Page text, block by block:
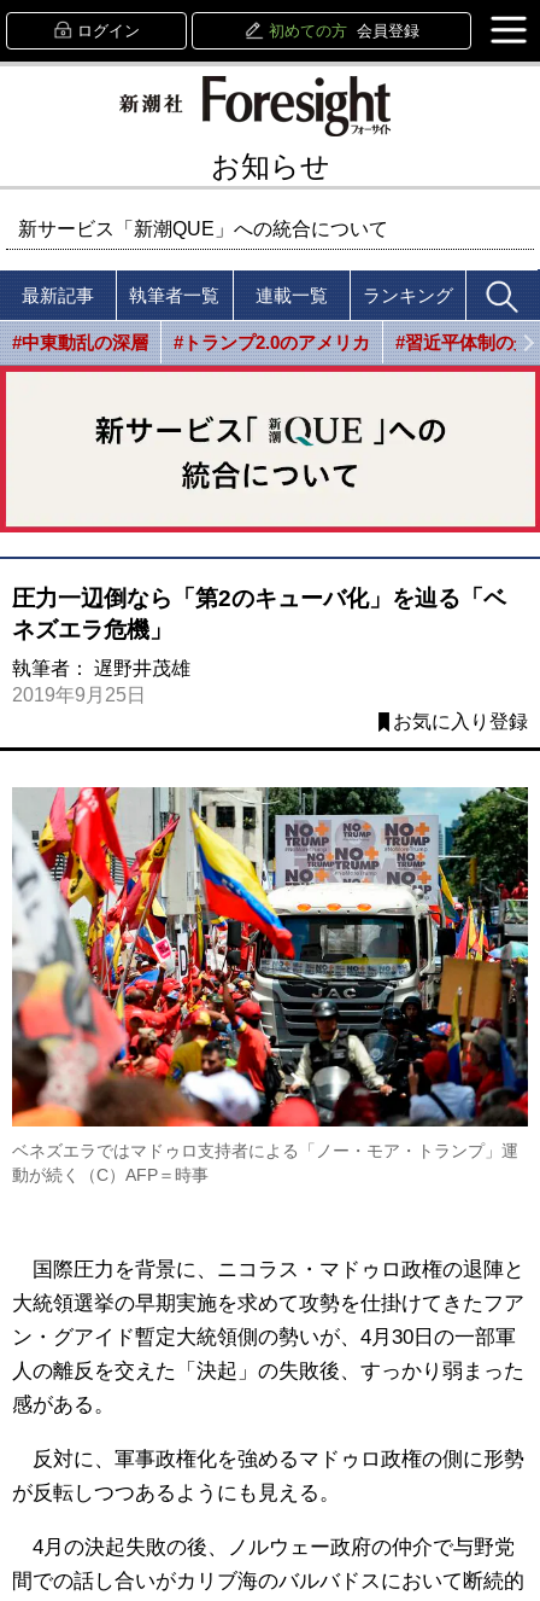
ログイン 初めての方 会員登録
お知らせ
新サービス「新潮QUE」への統合について
最新記事 執筆者一覧 連載一覧 ランキング
#中東動乱の深層 #トランプ2.0のアメリカ #習近平体制の光
圧力一辺倒なら「第2のキューバ化」を辿る「ベ
ネズエラ危機」
執筆者： 遅野井茂雄
2019年9月25日
お気に入り登録
ベネズエラではマドゥロ支持者による「ノー・モア・トランプ」運
動が続く（C）AFP＝時事
国際圧力を背景に、ニコラス・マドゥロ政権の退陣と
大統領選挙の早期実施を求めて攻勢を仕掛けてきたフア
ン・グアイド暫定大統領側の勢いが、4月30日の一部軍
人の離反を交えた「決起」の失敗後、すっかり弱まった
感がある。
反対に、軍事政権化を強めるマドゥロ政権の側に形勢
が反転しつつあるようにも見える。
4月の決起失敗の後、ノルウェー政府の仲介で与野党
間での話し合いがカリブ海のバルバドスにおいて断続的